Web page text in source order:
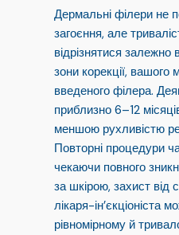
Дермальні філери не
загоєння, але
відрізнятися залежно
зони корекції, вашого
введеного філера.
приблизно 6–12
меншою рухливістю
Повторні процедури
чекаючи повного
за шкірою, захист від
лікаря-ін’єкціоніста
рівномірному й